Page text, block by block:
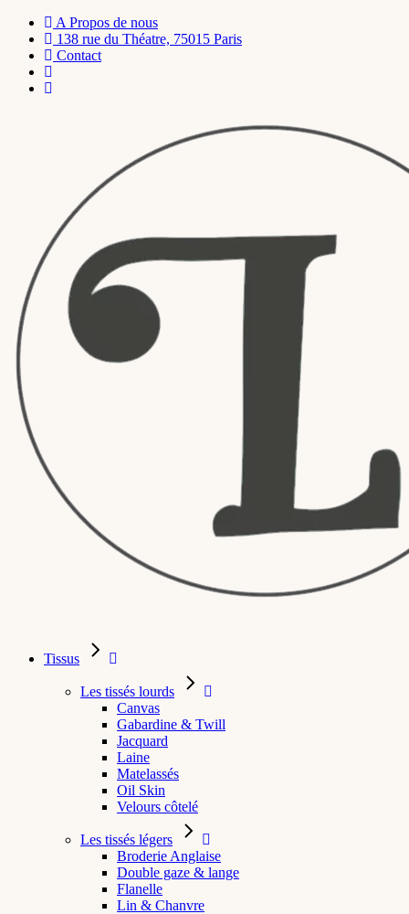
A Propos de nous
138 rue du Théatre, 75015 Paris
Contact
Tissus
Les tissés lourds
Canvas
Gabardine & Twill
Jacquard
Laine
Matelassés
Oil Skin
Velours côtelé
Les tissés légers
Broderie Anglaise
Double gaze & lange
Flanelle
Lin & Chanvre